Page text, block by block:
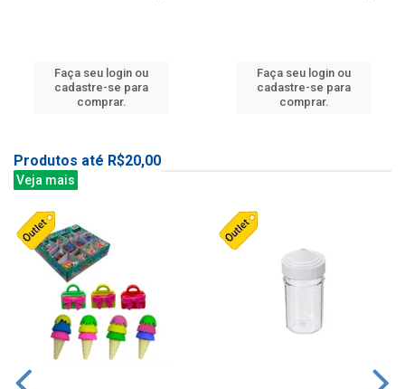
Faça seu login ou
cadastre-se para
comprar.
Faça seu login ou
cadastre-se para
comprar.
Produtos até R$20,00
Veja mais